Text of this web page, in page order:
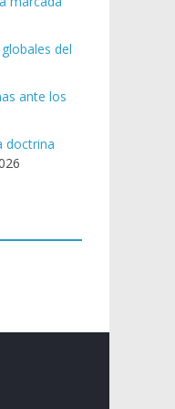
del
ante los
doctrina